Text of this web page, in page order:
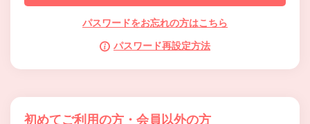
パスワードをお忘れの方はこちら
パスワード再設定方法
初めてご利用の方・会員以外の方